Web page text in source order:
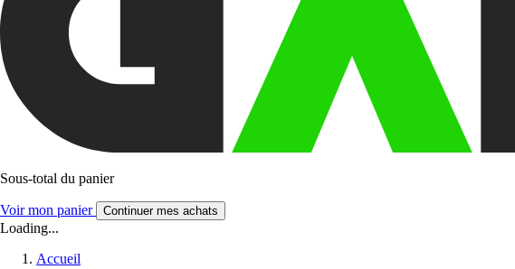
Sous-total du panier
Voir mon panier Continuer mes achats
Loading...
Accueil